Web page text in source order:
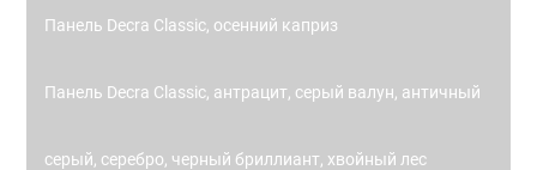
Панель Decra Classic, осенний каприз
Панель Decra Classic, антрацит, серый валун, античный
серый, серебро, черный бриллиант, хвойный лес